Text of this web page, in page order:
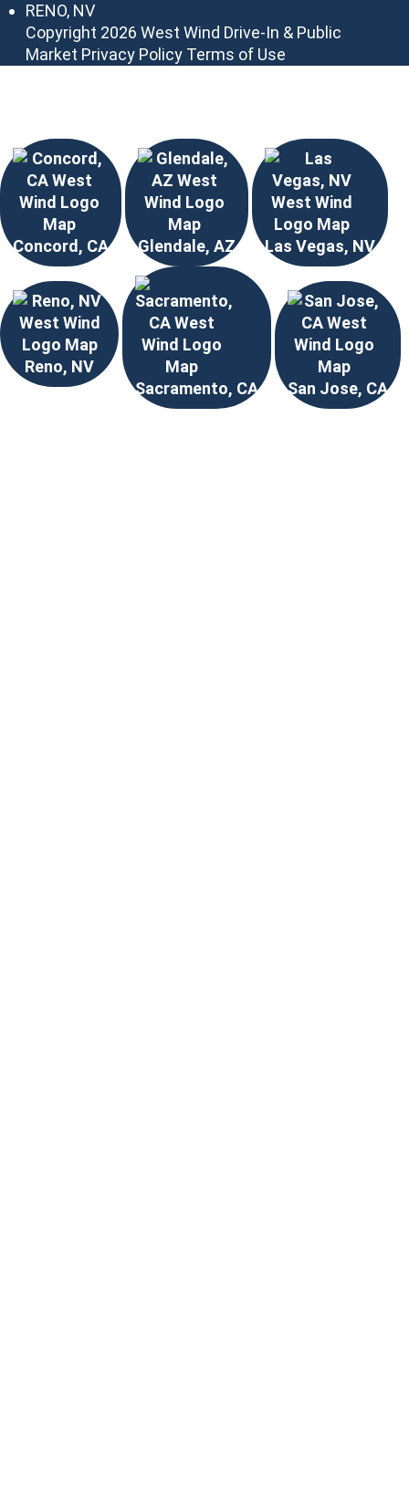
RENO, NV
Copyright 2026 West Wind Drive-In & Public
Market Privacy Policy Terms of Use
Concord, CA Glendale, AZ Las Vegas, NV
Reno, NV
Sacramento, CA
San Jose, CA